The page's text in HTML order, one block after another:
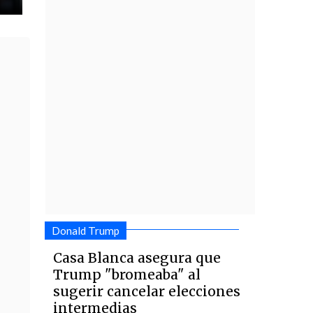
Donald Trump
Casa Blanca asegura que
Trump "bromeaba" al
sugerir cancelar elecciones
intermedias